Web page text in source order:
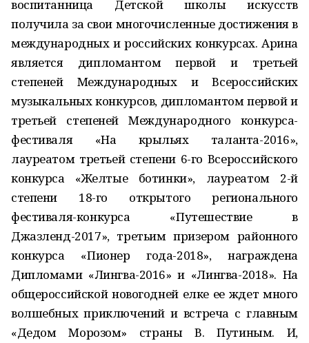
воспитанница Детской школы искусств
получила за свои многочисленные достижения в
международных и российских конкурсах. Арина
является дипломантом первой и третьей
степеней Международных и Всероссийских
музыкальных конкурсов, дипломантом первой и
третьей степеней Международного конкурса-
фестиваля «На крыльях таланта-2016»,
лауреатом третьей степени 6-го Всероссийского
конкурса «Желтые ботинки», лауреатом 2-й
степени 18-го открытого регионального
фестиваля-конкурса «Путешествие в
Джазленд-2017», третьим призером районного
конкурса «Пионер года-2018», награждена
Дипломами «Лингва-2016» и «Лингва-2018». На
общероссийской новогодней елке ее ждет много
волшебных приключений и встреча с главным
«Дедом Морозом» страны В. Путиным. И,